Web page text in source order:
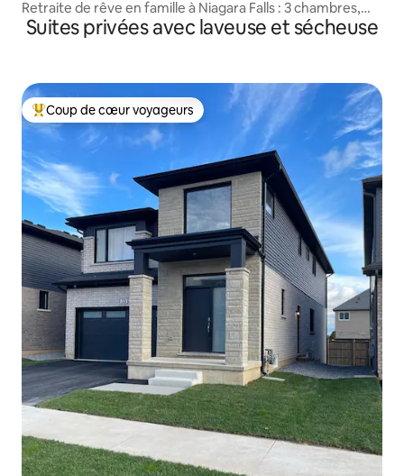
Retraite de rêve en famille à Niagara Falls : 3 chambres,
2 salles de bain
Suites privées avec laveuse et sécheuse
Coup de cœur voyageurs parmi les plus aimés
Coup de cœur voyageurs